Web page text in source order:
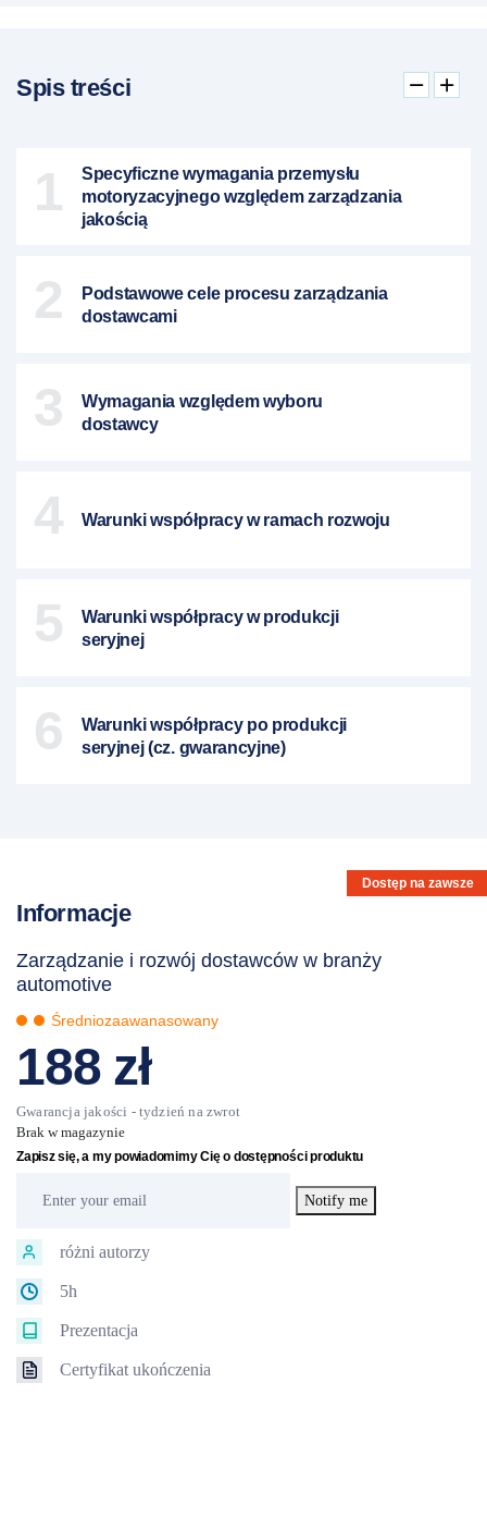
Spis treści
1
Specyficzne wymagania przemysłu
motoryzacyjnego względem zarządzania
jakością
2
Podstawowe cele procesu zarządzania
dostawcami
3
Wymagania względem wyboru
dostawcy
4 Warunki współpracy w ramach rozwoju
5
Warunki współpracy w produkcji
seryjnej
6
Warunki współpracy po produkcji
seryjnej (cz. gwarancyjne)
Dostęp na zawsze
Informacje
Zarządzanie i rozwój dostawców w branży
automotive
Średniozaawanasowany
188 zł
Brak w magazynie
Zapisz się, a my powiadomimy Cię o dostępności produktu
Notify me
różni autorzy
5h
Prezentacja
Certyfikat ukończenia